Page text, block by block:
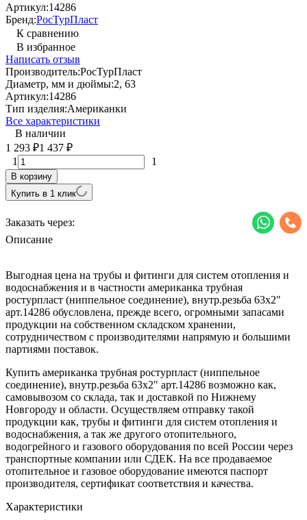
Артикул:14286
Бренд:РосТурПласт
К сравнению
В избранное
Написать отзыв
Производитель:РосТурПласт
Диаметр, мм и дюймы:2, 63
Артикул:14286
Тип изделия:Американки
Все характеристики
В наличии
1 293 ₽1 437 ₽
1 1
В корзину
Купить в 1 клик
Заказать через:
Описание
Выгодная цена на трубы и фитинги для систем отопления и
водоснабжения и в частности американка трубная
ростурпласт (ниппельное соединение), внутр.резьба 63х2"
арт.14286 обусловлена, прежде всего, огромными запасами
продукции на собственном складском хранении,
сотрудничеством с производителями напрямую и большими
партиями поставок.
Купить американка трубная ростурпласт (ниппельное
соединение), внутр.резьба 63х2" арт.14286 возможно как,
самовывозом со склада, так и доставкой по Нижнему
Новгороду и области. Осуществляем отправку такой
продукции как, трубы и фитинги для систем отопления и
водоснабжения, а так же другого отопительного,
водогрейного и газового оборудования по всей России через
транспортные компании или СДЕК. На все продаваемое
отопительное и газовое оборудование имеются паспорт
производителя, сертификат соответствия и качества.
Характеристики